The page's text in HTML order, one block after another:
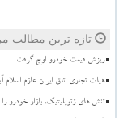
تازه ترین مطالب
ریزش قیمت خودرو اوج گرفت
هیات تجاری اتاق ایران عازم اسلام
تنش های ژئوپلیتیک، بازار خودرو